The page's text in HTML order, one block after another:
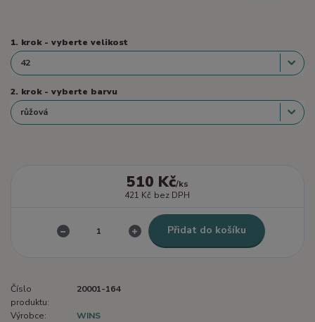
1. krok - vyberte velikost
2. krok - vyberte barvu
510 Kč/ks
421 Kč bez DPH
Přidat do košíku
Číslo
produktu:
20001-164
Výrobce:
WINS